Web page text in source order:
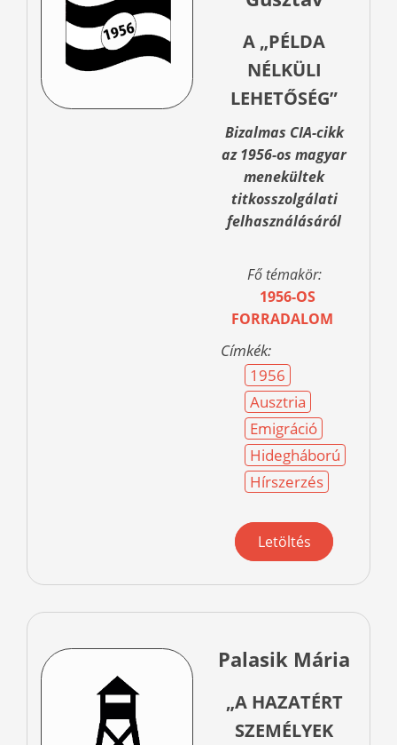
A „PÉLDA
NÉLKÜLI
LEHETŐSÉG”
Bizalmas CIA-cikk
az 1956-os magyar
menekültek
titkosszolgálati
felhasználásáról
Fő témakör:
1956-OS
FORRADALOM
Címkék:
1956
Ausztria
Emigráció
Hidegháború
Hírszerzés
Letöltés
Palasik Mária
„A HAZATÉRT
SZEMÉLYEK